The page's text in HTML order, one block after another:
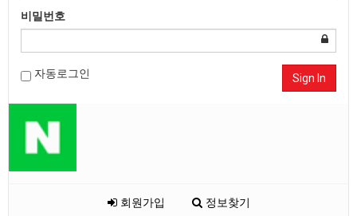
비밀번호
자동로그인 Sign In
회원가입 정보찾기